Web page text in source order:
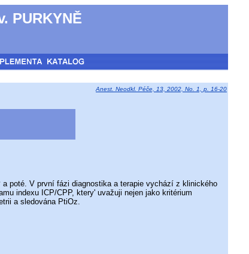
PURKYNĚ
Anest. Neodkl. Péče, 13, 2002, No. 1, p. 16-20
poté. V první fázi diagnostika a terapie vychází z klinického
indexu ICP/CPP, ktery' uvažuji nejen jako kritérium
a sledována PtiOz.